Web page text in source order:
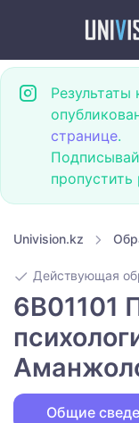
Результаты
странице.
пропустить
Univision.kz
Действующая
6B01101
Общие